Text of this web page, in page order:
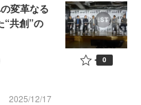
変革なる
共創”の
2025/12/17
0